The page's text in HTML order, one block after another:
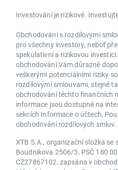
Investování je rizikové.
Obchodování s rozdílovými
pro všechny investory, neboť
spekulativní a rizikovou
obchodování Vám důrazně
veškerými potenciálními riziky
rozdílovými smlouvami, stejně
obchodování těchto finančních
informace jsou dostupné na
sekcích Informace o účtech,
obchodování rozdílových smluv.
XTB S.A., organizační složka se
Boudníkova 2506/3, PSČ 180
CZ27867102, zapsána v